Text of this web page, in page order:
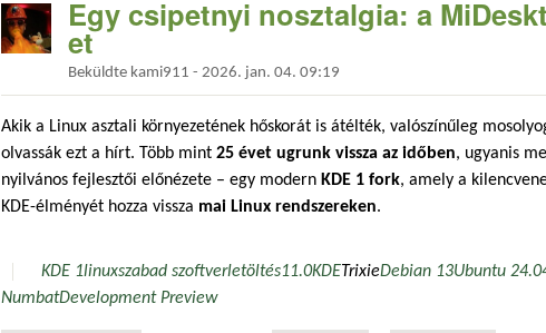
Egy csipetnyi nosztalgia: a
et
Beküldte kami911 - 2026. jan. 04. 09:19
Akik a Linux asztali környezetének hőskorát is átélték, valószínűleg
olvassák ezt a hírt. Több mint 25 évet ugrunk vissza az időben, ugyanis
nyilvános fejlesztői előnézete – egy modern KDE 1 fork, amely a
KDE-élményét hozza vissza mai Linux rendszereken.
KDE 1linuxszabad szoftverletöltés11.0KDETrixieDebian 13Ubuntu
NumbatDevelopment Preview